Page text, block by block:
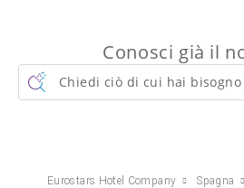
Conosci già il
Chiedi ciò di cui hai bisogno
Eurostars Hotel Company Spagna